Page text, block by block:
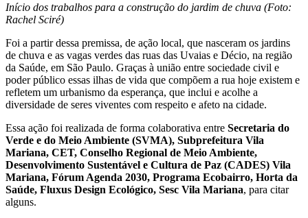
Início dos trabalhos para a construção do jardim de chuva (Foto:
Rachel Sciré)
Foi a partir dessa premissa, de ação local, que nasceram os jardins
de chuva e as vagas verdes das ruas das Uvaias e Décio, na região
da Saúde, em São Paulo. Graças à união entre sociedade civil e
poder público essas ilhas de vida que compõem a rua hoje existem e
refletem um urbanismo da esperança, que inclui e acolhe a
diversidade de seres viventes com respeito e afeto na cidade.
Essa ação foi realizada de forma colaborativa entre Secretaria do
Verde e do Meio Ambiente (SVMA), Subprefeitura Vila
Mariana, CET, Conselho Regional de Meio Ambiente,
Desenvolvimento Sustentável e Cultura de Paz (CADES) Vila
Mariana, Fórum Agenda 2030, Programa Ecobairro, Horta da
Saúde, Fluxus Design Ecológico, Sesc Vila Mariana, para citar
alguns.